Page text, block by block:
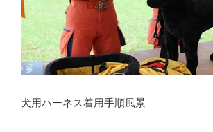
犬用ハーネス着用手順風景